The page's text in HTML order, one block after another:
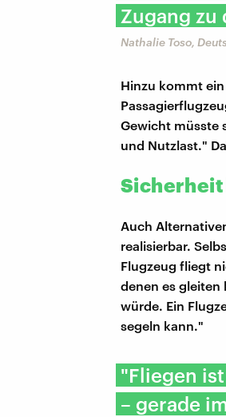
Zugang
Nathalie Toso,
Hinzu kommt
Gewicht müsste
und Nutzlast."
Sicherheit
Auch
realisierbar.
Flugzeug fliegt
denen es gleiten
würde. Ein
segeln kann."
"Fliegen
– gerade